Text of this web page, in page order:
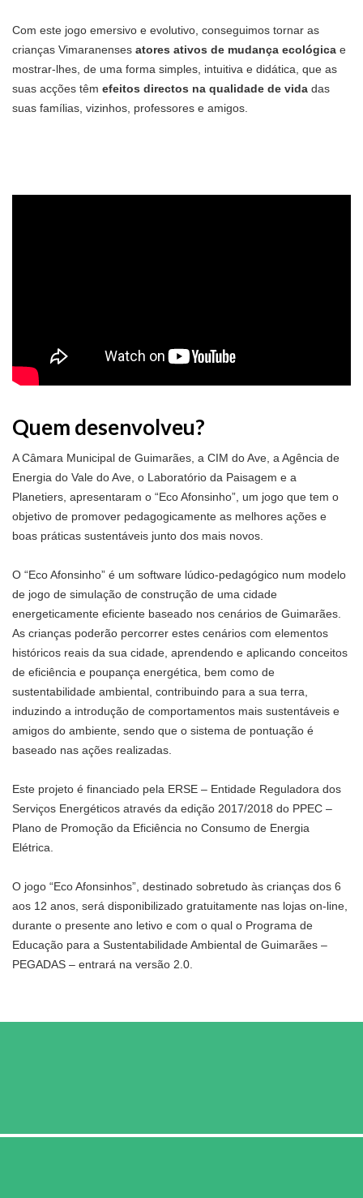
Com este jogo emersivo e evolutivo, conseguimos tornar as
crianças Vimaranenses atores ativos de mudança ecológica e
mostrar-lhes, de uma forma simples, intuitiva e didática, que as
suas acções têm efeitos directos na qualidade de vida das
suas famílias, vizinhos, professores e amigos.
Quem desenvolveu?
A Câmara Municipal de Guimarães, a CIM do Ave, a Agência de
Energia do Vale do Ave, o Laboratório da Paisagem e a
Planetiers, apresentaram o “Eco Afonsinho”, um jogo que tem o
objetivo de promover pedagogicamente as melhores ações e
boas práticas sustentáveis junto dos mais novos.
O “Eco Afonsinho” é um software lúdico-pedagógico num modelo
de jogo de simulação de construção de uma cidade
energeticamente eficiente baseado nos cenários de Guimarães.
As crianças poderão percorrer estes cenários com elementos
históricos reais da sua cidade, aprendendo e aplicando conceitos
de eficiência e poupança energética, bem como de
sustentabilidade ambiental, contribuindo para a sua terra,
induzindo a introdução de comportamentos mais sustentáveis e
amigos do ambiente, sendo que o sistema de pontuação é
baseado nas ações realizadas.
Este projeto é financiado pela ERSE – Entidade Reguladora dos
Serviços Energéticos através da edição 2017/2018 do PPEC –
Plano de Promoção da Eficiência no Consumo de Energia
Elétrica.
O jogo “Eco Afonsinhos”, destinado sobretudo às crianças dos 6
aos 12 anos, será disponibilizado gratuitamente nas lojas on-line,
durante o presente ano letivo e com o qual o Programa de
Educação para a Sustentabilidade Ambiental de Guimarães –
PEGADAS – entrará na versão 2.0.